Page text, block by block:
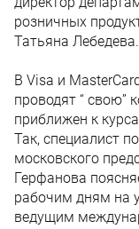
розничных
Татьяна Лебедева.
В Visa и
проводят “ свою”
приближен к
Так, специалист
московского
Герфанова
рабочим дням на
ведущим